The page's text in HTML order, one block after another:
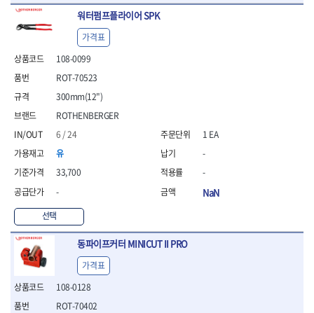
- 임팩엑스트라롱소켓
- 파워렌치
- 드릴척아답타
- 옵셋렌치
- 파워렌치
- 소켓홀더
- 클라이밍비트
- 비트소켓세트
- 포지비트
- 일자비트
- 임팩포지비트
- 임팩십자비트
- 십자비트
- 임팩별비트소켓
- 임팩XZN비트소켓
- 십자비트소켓
- 일자비트소켓
워터펌프플라이어 SPK
108-0099
ROTHENBERGER
6 / 24
유
33,700
-
선택
ROT-70523
300mm(12")
가격표
1 EA
-
-
NaN
동파이프커터 MINICUT II PRO
108-0128
ROT-70402
가격표